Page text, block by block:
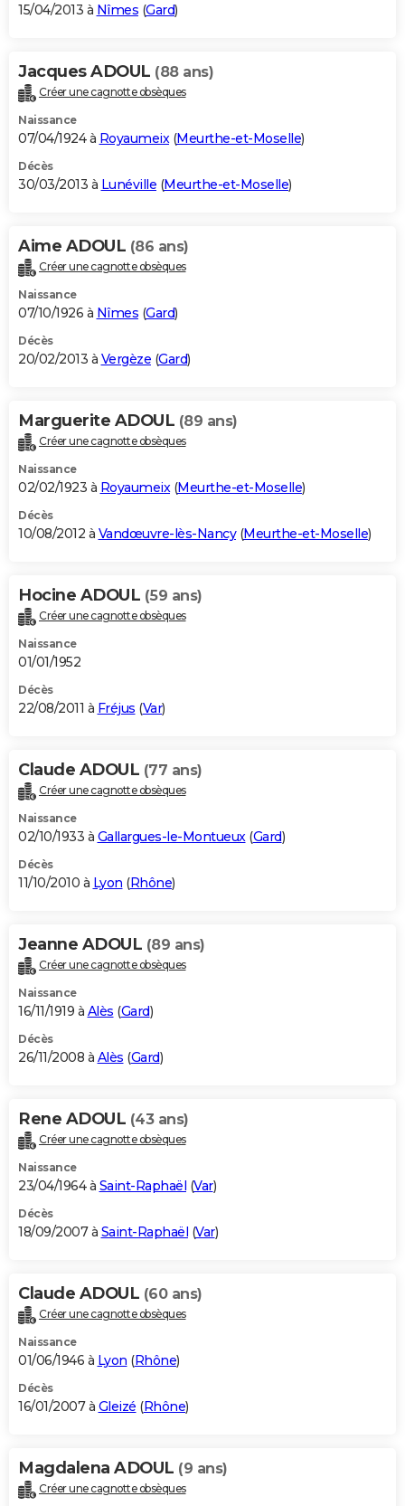
15/04/2013 à Nîmes (Gard)
Jacques ADOUL (88 ans)
Créer une cagnotte obsèques
Naissance
07/04/1924 à Royaumeix(Meurthe-et-Moselle)
Décès
30/03/2013 à Lunéville (Meurthe-et-Moselle)
Aime ADOUL (86 ans)
Créer une cagnotte obsèques
Naissance
07/10/1926 à Nîmes (Gard)
Décès
20/02/2013 à Vergèze (Gard)
Marguerite ADOUL (89 ans)
Créer une cagnotte obsèques
Naissance
02/02/1923 à Royaumeix(Meurthe-et-Moselle)
Décès
10/08/2012 à Vandœuvre-lès-Nancy(Meurthe-et-Moselle)
Hocine ADOUL (59 ans)
Créer une cagnotte obsèques
Naissance
01/01/1952
Décès
22/08/2011 à Fréjus (Var)
Claude ADOUL (77 ans)
Créer une cagnotte obsèques
Naissance
02/10/1933 à Gallargues-le-Montueux(Gard)
Décès
11/10/2010 à Lyon (Rhône)
Jeanne ADOUL (89 ans)
Créer une cagnotte obsèques
Naissance
16/11/1919 à Alès (Gard)
Décès
26/11/2008 à Alès (Gard)
Rene ADOUL (43 ans)
Créer une cagnotte obsèques
Naissance
23/04/1964 à Saint-Raphaël (Var)
Décès
18/09/2007 à Saint-Raphaël (Var)
Claude ADOUL (60 ans)
Créer une cagnotte obsèques
Naissance
01/06/1946 à Lyon (Rhône)
Décès
16/01/2007 à Gleizé (Rhône)
Magdalena ADOUL (9 ans)
Créer une cagnotte obsèques